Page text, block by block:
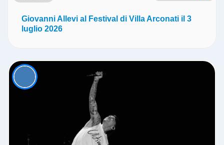
Giovanni Allevi al Festival di Villa Arconati il 3
luglio 2026